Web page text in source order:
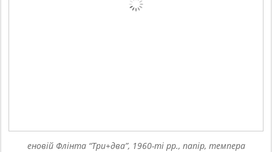
еновій Флінта “Три+два”, 1960-ті рр., папір, темпера